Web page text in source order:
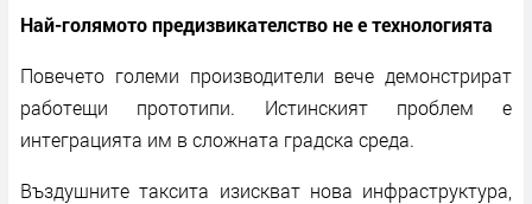
Най-голямото предизвикателство не е технологията
Повечето големи производители вече демонстрират
работещи прототипи. Истинският проблем е
интеграцията им в сложната градска среда.
Въздушните таксита изискват нова инфраструктура,